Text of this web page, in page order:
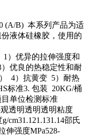
(A/B) 本系列产品为适
液体硅橡胶，使用的
伸强度和
优良的热稳定性和耐
4）抗黄变 5）耐热
标准3. 包装 20KG/桶
单位检测标准
观透明透明透明粘度
cm31.121.131.14邵氏
伸强度MPa528-